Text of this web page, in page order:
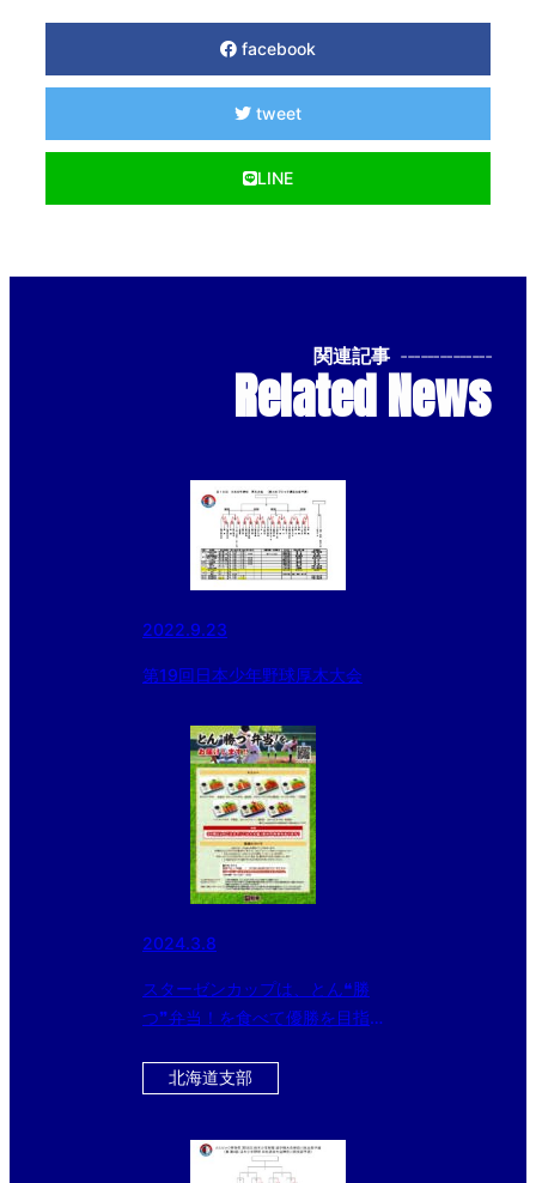
facebook
tweet
LINE
関連記事 --------------
Related News
2022.9.23
第19回日本少年野球厚木大会
2024.3.8
スターゼンカップは、とん❝勝
つ❞弁当！を食べて優勝を目指そ
北海道支部